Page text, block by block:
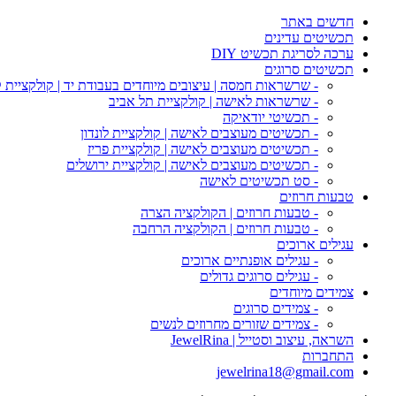
חדשים באתר
תכשיטים עדינים
ערכה לסריגת תכשיט DIY
תכשיטים סרוגים
- שרשראות חמסה | עיצובים מיוחדים בעבודת יד | קולקציית
- שרשראות לאישה | קולקציית תל אביב
- תכשיטי יודאיקה
- תכשיטים מעוצבים לאישה | קולקציית לונדון
- תכשיטים מעוצבים לאישה | קולקציית פריז
- תכשיטים מעוצבים לאישה | קולקציית ירושלים
- סט תכשיטים לאישה
טבעות חרוזים
- טבעות חרוזים | הקולקציה הצרה
- טבעות חרוזים | הקולקציה הרחבה
עגילים ארוכים
- עגילים אופנתיים ארוכים
- עגילים סרוגים גדולים
צמידים מיוחדים
- צמידים סרוגים
- צמידים שזורים מחרוזים לנשים
השראה, עיצוב וסטייל | JewelRina
התחברות
jewelrina18@gmail.com